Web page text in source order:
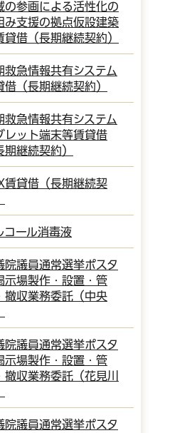
の参画による活性化の
み支援の拠点仮設建築
貸借（長期継続契約）
救急情報共有システム
借（長期継続契約）
救急情報共有システム
レット端末等賃貸借
期継続契約）
賃貸借（長期継続契
コール消毒液
院議員通常選挙ポスタ
示場製作・設置・管
撤収業務委託（中央
院議員通常選挙ポスタ
示場製作・設置・管
撤収業務委託（花見川
院議員通常選挙ポスタ